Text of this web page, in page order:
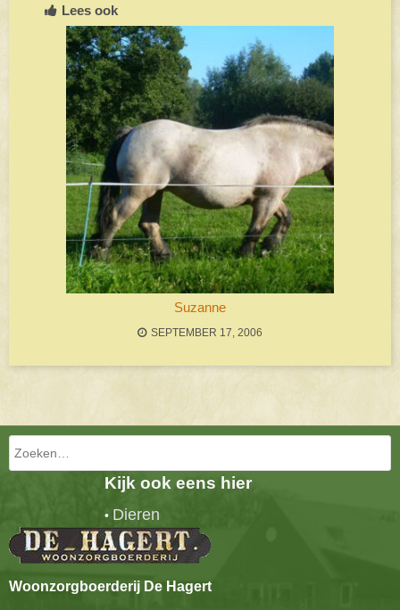
Lees ook
Suzanne
SEPTEMBER 17, 2006
Bericht navigatie
Zoeken
Kijk ook eens hier
• Dieren
Woonzorgboerderij De Hagert